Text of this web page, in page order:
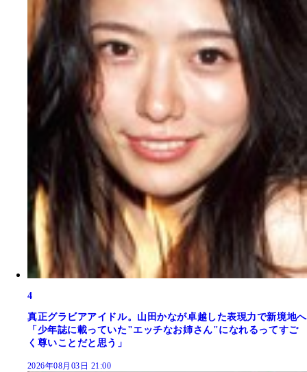
4
真正グラビアアイドル。山田かなが卓越した表現力で新境地へ
「少年誌に載っていた"エッチなお姉さん"になれるってすご
く尊いことだと思う」
2026年08月03日 21:00